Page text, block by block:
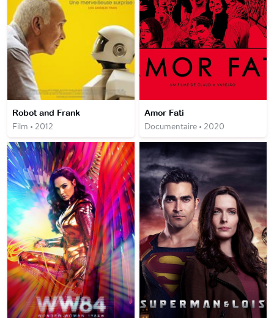
Robot and Frank
Film • 2012
Amor Fati
Documentaire • 2020